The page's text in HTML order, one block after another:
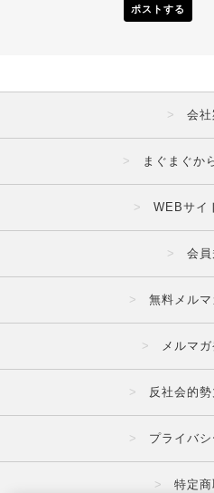
ポストする
会社
まぐまぐか
WEBサイ
会員
無料メル
メルマ
反社会的
プライバ
特定